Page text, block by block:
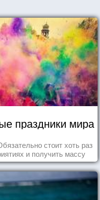
праздники мира
стоит хоть раз
и получить массу